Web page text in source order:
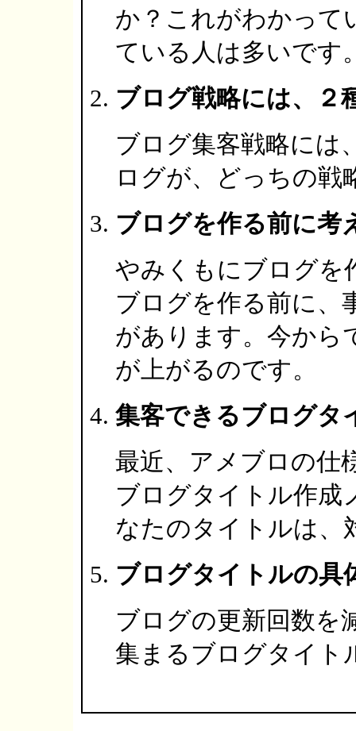
か？これがわかって
ている人は多いです
ブログ戦略には、２
ブログ集客戦略には
ログが、どっちの戦
ブログを作る前に考
やみくもにブログを
ブログを作る前に、
があります。今から
が上がるのです。
集客できるブログタ
最近、アメブロの仕
ブログタイトル作成
なたのタイトルは、
ブログタイトルの具
ブログの更新回数を
集まるブログタイト